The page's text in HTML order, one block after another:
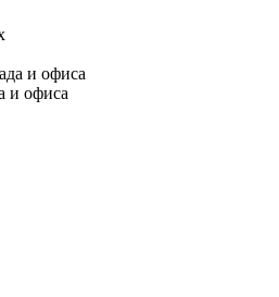
и офиса